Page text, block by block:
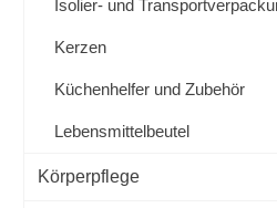
Isolier- und
Kerzen
Küchenhelfer und Zubehör
Lebensmittelbeutel
Körperpflege